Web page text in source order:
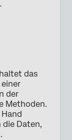
das
der
Methoden.
Daten,